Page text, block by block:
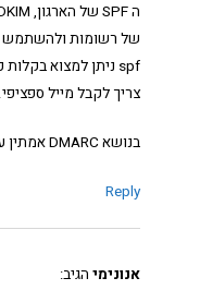
של רשומות
צריך לקבל מייל ספציפי.
בנושא DMARC אמתין עד שתכתוב על DMARC…
Reply
אנונימי הגיב: